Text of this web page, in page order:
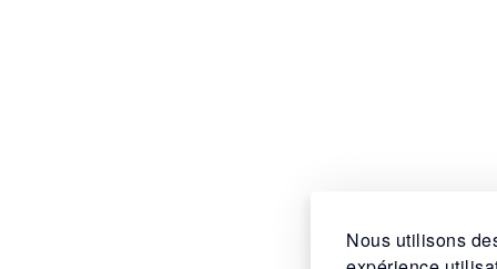
Nous utilisons